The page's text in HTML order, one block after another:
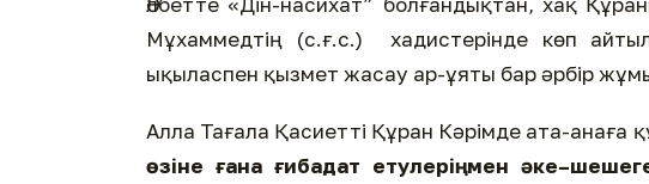
Мұхаммедтің (с.ғ.с.) хадистерінде көп
ықыласпен қызмет жасау ар-ұяты бар әрбір
Алла Тағала Қасиеттi Құран Кәрімде ата-анаға
өзiне ғана ғибадат етулерiң мен